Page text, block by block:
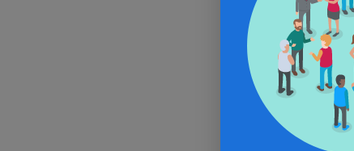
exemple
opiacés.
des ELSA